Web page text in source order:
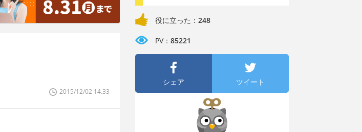
2015/12/02 14:33
役に立った： 248
PV： 85221
シェア ツイート